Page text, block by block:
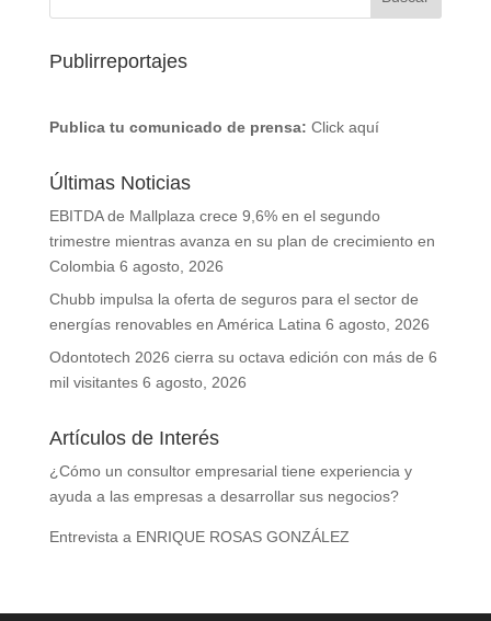
Publirreportajes
Publica tu comunicado de prensa: Click aquí
Últimas Noticias
EBITDA de Mallplaza crece 9,6% en el segundo
trimestre mientras avanza en su plan de crecimiento en
Colombia 6 agosto, 2026
Chubb impulsa la oferta de seguros para el sector de
energías renovables en América Latina 6 agosto, 2026
Odontotech 2026 cierra su octava edición con más de 6
mil visitantes 6 agosto, 2026
Artículos de Interés
¿Cómo un consultor empresarial tiene experiencia y
ayuda a las empresas a desarrollar sus negocios?
Entrevista a ENRIQUE ROSAS GONZÁLEZ